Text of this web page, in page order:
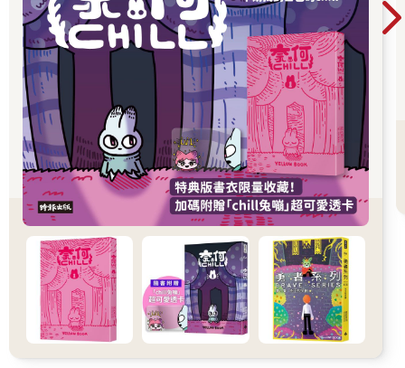
幻合輯《島嶼新日常：無條件收入制的台灣想像》。
取名「島嶼新日常」，是因為我們相信，在實施ＵＢＩ之後，台
灣這座島嶼的生活，將呈現一種與現在截然不同，更為鮮活、舒
適、更能自我實現的嶄新日常，屆時所謂的「努力」，也將被賦
予截然不同的定義。
僅將這本《島嶼新日常》，獻給迄今仍在我們土地上辛勤耕耘的
勞動者。
願我們都能從掙扎勞動度日的人類宿命裡解放。
推薦序｜不妨試想，如果人生就是場遊戲？
李品逸 （台灣無條件基本收入協會 常務理事）
你喜歡玩遊戲嗎？我從小就是熱愛線上遊戲的孩子，因為那個世
界有著太多的可能性，讓人深深著迷。